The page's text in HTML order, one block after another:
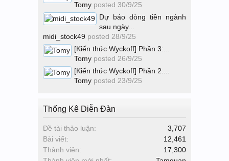
Tomy posted 30/9/25
Dự báo dòng tiền ngành
sau ngày...
midi_stock49 posted 28/9/25
[Kiến thức Wyckoff] Phần 3:...
Tomy posted 26/9/25
[Kiến thức Wyckoff] Phần 2:...
Tomy posted 23/9/25
Thống Kê Diễn Đàn
Đề tài thảo luận:
3,707
Bài viết:
12,461
Thành viên:
17,300